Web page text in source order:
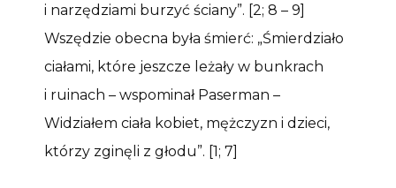
i narzędziami burzyć ściany”. [2; 8 – 9]
Wszędzie obecna była śmierć: „Śmierdziało
ciałami, które jeszcze leżały w bunkrach
i ruinach – wspominał Paserman –
Widziałem ciała kobiet, mężczyzn i dzieci,
którzy zginęli z głodu”. [1; 7]